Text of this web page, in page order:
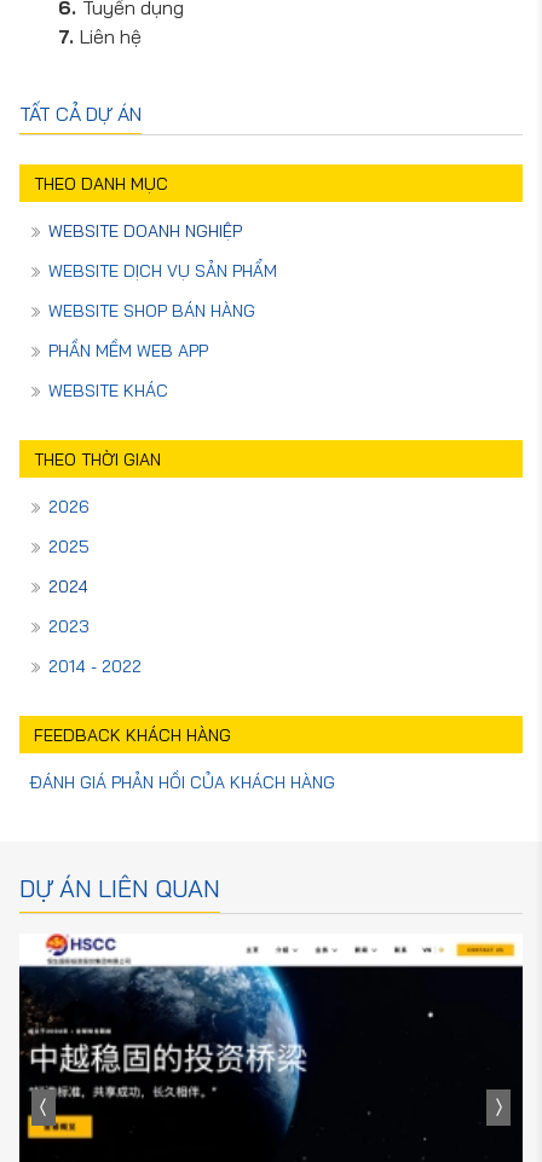
Tuyển dụng
Liên hệ
TẤT CẢ DỰ ÁN
THEO DANH MỤC
WEBSITE DOANH NGHIỆP
WEBSITE DỊCH VỤ SẢN PHẨM
WEBSITE SHOP BÁN HÀNG
PHẦN MỀM WEB APP
WEBSITE KHÁC
THEO THỜI GIAN
2026
2025
2024
2023
2014 - 2022
FEEDBACK KHÁCH HÀNG
ĐÁNH GIÁ PHẢN HỒI CỦA KHÁCH HÀNG
DỰ ÁN LIÊN QUAN